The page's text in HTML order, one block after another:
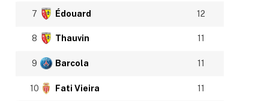
7 Édouard 12
8 Thauvin 11
9 Barcola 11
10 Fati Vieira 11